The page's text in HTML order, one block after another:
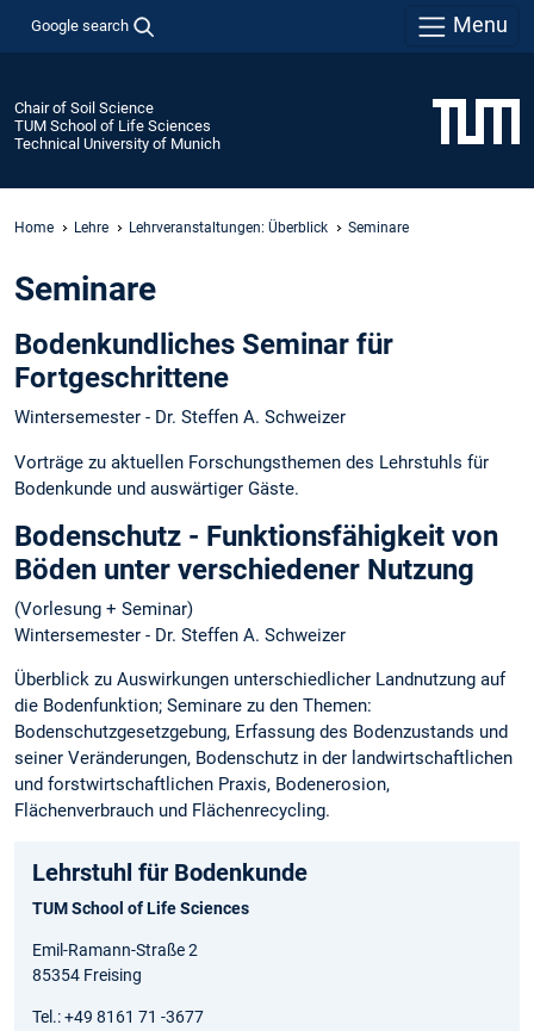
Google search Menu
Chair of Soil Science
TUM School of Life Sciences
Technical University of Munich
Home Lehre Lehrveranstaltungen: Überblick Seminare
Seminare
Bodenkundliches Seminar für
Fortgeschrittene
Wintersemester - Dr. Steffen A. Schweizer
Vorträge zu aktuellen Forschungsthemen des Lehrstuhls für
Bodenkunde und auswärtiger Gäste.
Bodenschutz - Funktionsfähigkeit von
Böden unter verschiedener Nutzung
(Vorlesung + Seminar)
Wintersemester - Dr. Steffen A. Schweizer
Überblick zu Auswirkungen unterschiedlicher Landnutzung auf
die Bodenfunktion; Seminare zu den Themen:
Bodenschutzgesetzgebung, Erfassung des Bodenzustands und
seiner Veränderungen, Bodenschutz in der landwirtschaftlichen
und forstwirtschaftlichen Praxis, Bodenerosion,
Flächenverbrauch und Flächenrecycling.
Lehrstuhl für Bodenkunde
TUM School of Life Sciences
Emil-Ramann-Straße 2
85354 Freising
Tel.: +49 8161 71 -3677